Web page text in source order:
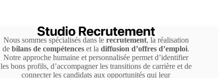
Nous sommes spécialisés dans le recrutement, la réalisation
debilans de compétences et ladiffusion d’offres d’emploi.
Notre approche humaine et personnalisée permet d’identifier
les bons profils, d’accompagner les transitions de carrière et de
connecter les candidats aux opportunités qui leur